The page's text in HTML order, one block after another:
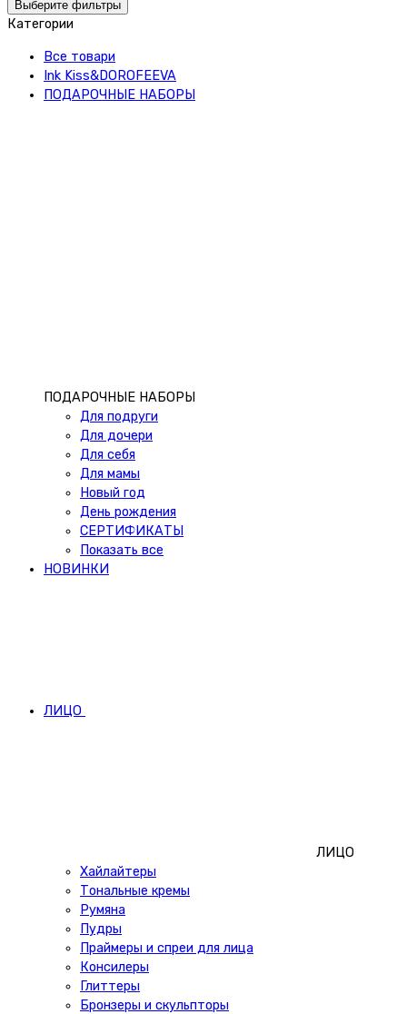
Выберите фильтры
Категории
Все товари
Ink Kiss&DOROFEEVA
ПОДАРОЧНЫЕ НАБОРЫ
ПОДАРОЧНЫЕ НАБОРЫ
Для подруги
Для дочери
Для себя
Для мамы
Новый год
День рождения
СЕРТИФИКАТЫ
Показать все
НОВИНКИ
ЛИЦО
ЛИЦО
Хайлайтеры
Тональные кремы
Румяна
Пудры
Праймеры и спреи для лица
Консилеры
Глиттеры
Бронзеры и скульпторы